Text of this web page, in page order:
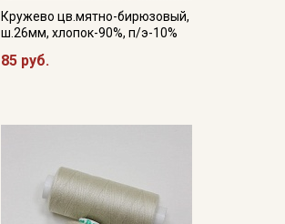
Кружево цв.мятно-бирюзовый,
ш.26мм, хлопок-90%, п/э-10%
85 руб.